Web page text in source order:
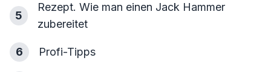
5
Rezept. Wie man einen Jack Hammer
zubereitet
6 Profi-Tipps